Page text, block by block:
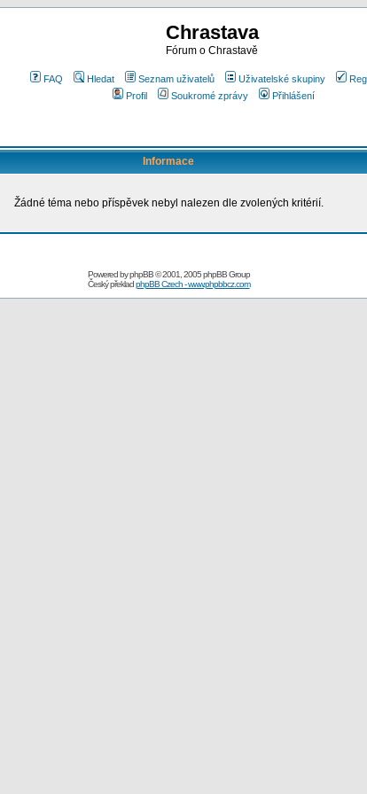
Chrastava
Fórum o Chrastavě
FAQ Hledat Seznam uživatelů Uživatelské skupiny
Profil
Soukromé zprávy Přihlášení
Informace
Žádné téma nebo příspěvek nebyl nalezen dle zvolených kritérií.
Powered byphpBB© 2001, 2005 phpBB Group
Český překladphpBB Czech - www.phpbbcz.com